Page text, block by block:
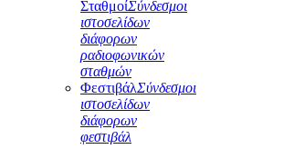
ΣταθμοίΣύνδεσμοι
ιστοσελίδων
διάφορων
ραδιοφωνικών
σταθμών
ΦεστιβάλΣύνδεσμοι
ιστοσελίδων
διάφορων
φεστιβάλ